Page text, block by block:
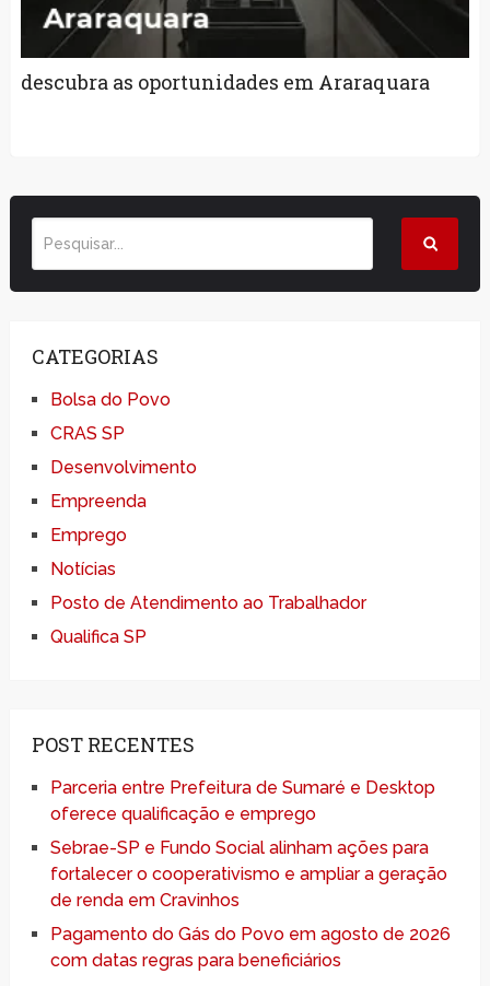
descubra as oportunidades em Araraquara
CATEGORIAS
Bolsa do Povo
CRAS SP
Desenvolvimento
Empreenda
Emprego
Notícias
Posto de Atendimento ao Trabalhador
Qualifica SP
POST RECENTES
Parceria entre Prefeitura de Sumaré e Desktop
oferece qualificação e emprego
Sebrae-SP e Fundo Social alinham ações para
fortalecer o cooperativismo e ampliar a geração
de renda em Cravinhos
Pagamento do Gás do Povo em agosto de 2026
com datas regras para beneficiários